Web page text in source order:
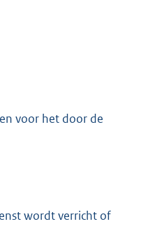
voor het door de
wordt verricht of